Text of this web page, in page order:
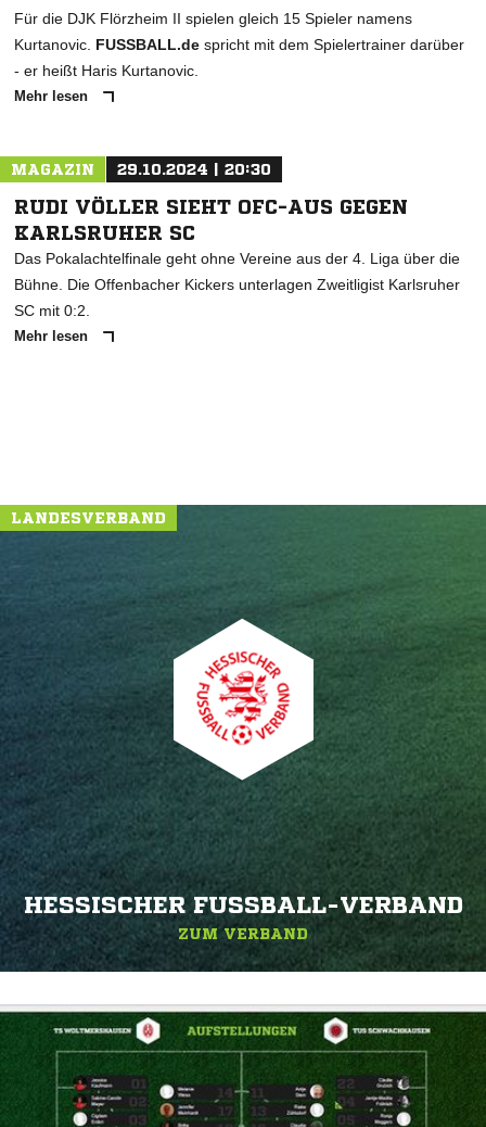
Für die DJK Flörzheim II spielen gleich 15 Spieler namens
Kurtanovic. FUSSBALL.de spricht mit dem Spielertrainer darüber
- er heißt Haris Kurtanovic.
Mehr lesen
MAGAZIN 29.10.2024 | 20:30
RUDI VÖLLER SIEHT OFC-AUS GEGEN
KARLSRUHER SC
Das Pokalachtelfinale geht ohne Vereine aus der 4. Liga über die
Bühne. Die Offenbacher Kickers unterlagen Zweitligist Karlsruher
SC mit 0:2.
Mehr lesen
LANDESVERBAND
HESSISCHER FUSSBALL-VERBAND
ZUM VERBAND